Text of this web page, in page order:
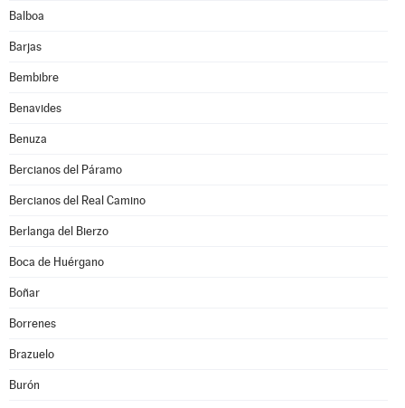
Balboa
Barjas
Bembibre
Benavides
Benuza
Bercianos del Páramo
Bercianos del Real Camino
Berlanga del Bierzo
Boca de Huérgano
Boñar
Borrenes
Brazuelo
Burón